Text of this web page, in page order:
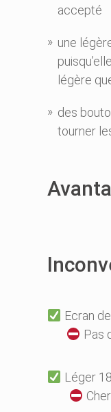
accepté
une
légère
des
tourner
Pas
Cher